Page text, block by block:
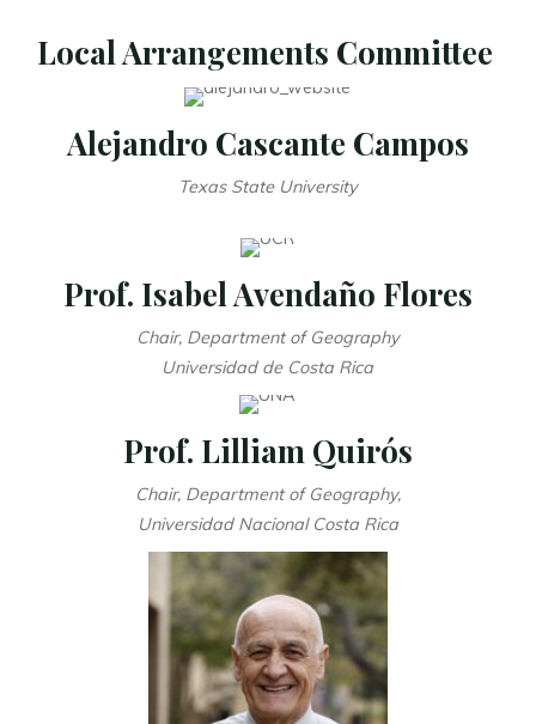
Local Arrangements Committee
Alejandro Cascante Campos
Texas State University
Prof. Isabel Avendaño Flores
Chair, Department of Geography
Universidad de Costa Rica
Prof. Lilliam Quirós
Chair, Department of Geography,
Universidad Nacional Costa Rica